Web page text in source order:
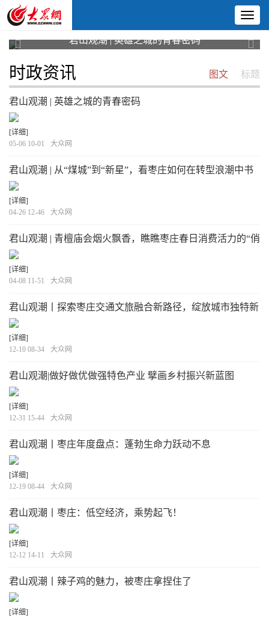
君山观潮 | 英雄之城的青春密码
Previous Next
时政资讯 标题
图文
君山观潮 | 英雄之城的青春密码
[详细]
05-06 10-01
大众网
君山观潮 | 从“煤城”到“新星”，看枣庄如何在转型浪潮中书
写高质量发展答卷？
[详细]
04-26 12-46
大众网
君山观潮 | 青檀庙会烟火飘香，瞧瞧枣庄春日消费活力的“俏
模样”
[详细]
04-08 11-51
大众网
君山观潮丨探索枣庄交通文旅融合新路径，绽放城市独特新
魅力！
[详细]
12-10 08-34
大众网
君山观潮|做好做优做强特色产业 擘画乡村振兴新蓝图
[详细]
12-31 15-44
大众网
君山观潮丨枣庄年度盘点：蓬勃生命力跃动不息
[详细]
12-19 08-44
大众网
君山观潮丨枣庄：低空经济，乘势起飞！
[详细]
12-12 14-11
大众网
君山观潮丨辣子鸡的魅力，被枣庄拿捏住了
[详细]